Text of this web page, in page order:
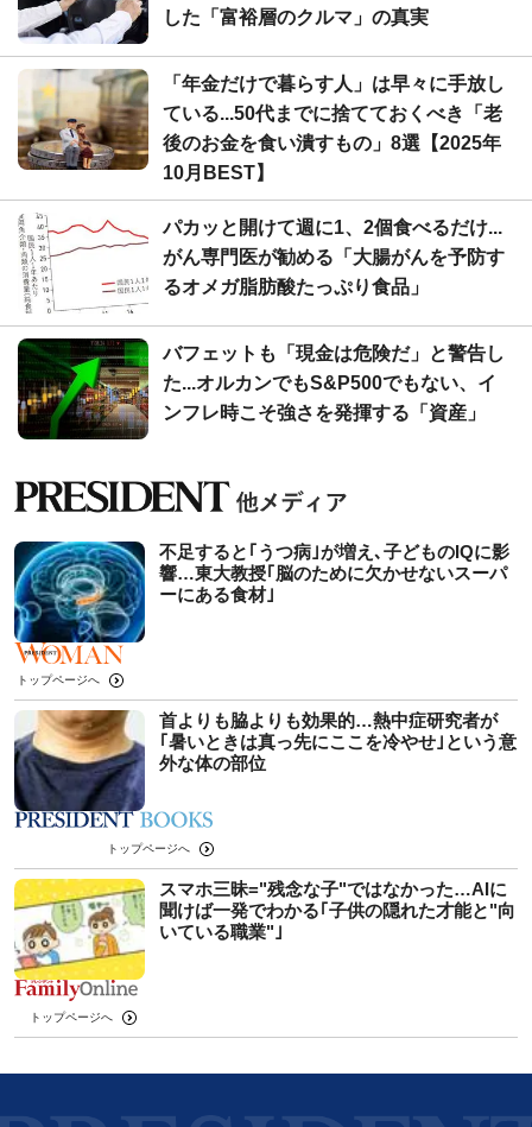
した「富裕層のクルマ」の真実
「年金だけで暮らす人」は早々に手放し
ている...50代までに捨てておくべき「老
後のお金を食い潰すもの」8選【2025年
10月BEST】
パカッと開けて週に1、2個食べるだけ...
がん専門医が勧める「大腸がんを予防す
るオメガ脂肪酸たっぷり食品」
バフェットも「現金は危険だ」と警告し
た...オルカンでもS&P500でもない、イ
ンフレ時こそ強さを発揮する「資産」
不足すると｢うつ病｣が増え､子どものIQに影
響…東大教授｢脳のために欠かせないスーパ
ーにある食材｣
トップページへ
首よりも脇よりも効果的…熱中症研究者が
｢暑いときは真っ先にここを冷やせ｣という意
外な体の部位
トップページへ
スマホ三昧="残念な子"ではなかった…AIに
聞けば一発でわかる｢子供の隠れた才能と"向
いている職業"｣
トップページへ